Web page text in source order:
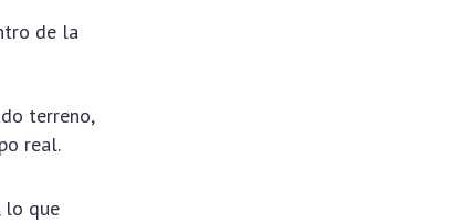
de la
terreno,
real.
lo que